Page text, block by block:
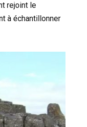
rejoint le
à échantillonner